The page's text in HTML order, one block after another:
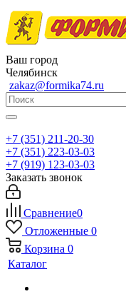
Ваш город
Челябинск
zakaz@formika74.ru
+7 (351) 211-20-30
+7 (351) 223-03-03
+7 (919) 123-03-03
Заказать звонок
Сравнение0
Отложенные 0
Корзина 0
Каталог